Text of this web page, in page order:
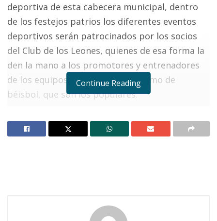
deportiva de esta cabecera municipal, dentro
de los festejos patrios los diferentes eventos
deportivos serán patrocinados por los socios
del Club de los Leones, quienes de esa forma la
den la mano a los promotores y entrenadores
de los equipos, tanto de fútbol como de
béisbol, que son los populares.
semana los otros eventos anuales que tanto
los foráneos que le dan otra idea a la
Continue Reading